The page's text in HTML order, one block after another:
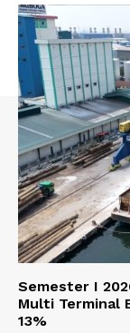
Semester I
Multi Terminal
13%